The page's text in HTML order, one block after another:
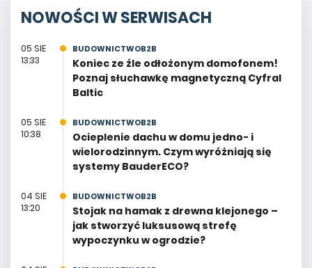
NOWOŚCI W SERWISACH
05 SIE
13:33
BUDOWNICTWOB2B
Koniec ze źle odłożonym domofonem!
Poznaj słuchawkę magnetyczną Cyfral
Baltic
05 SIE
10:38
BUDOWNICTWOB2B
Ocieplenie dachu w domu jedno- i
wielorodzinnym. Czym wyróżniają się
systemy BauderECO?
04 SIE
13:20
BUDOWNICTWOB2B
Stojak na hamak z drewna klejonego –
jak stworzyć luksusową strefę
wypoczynku w ogrodzie?